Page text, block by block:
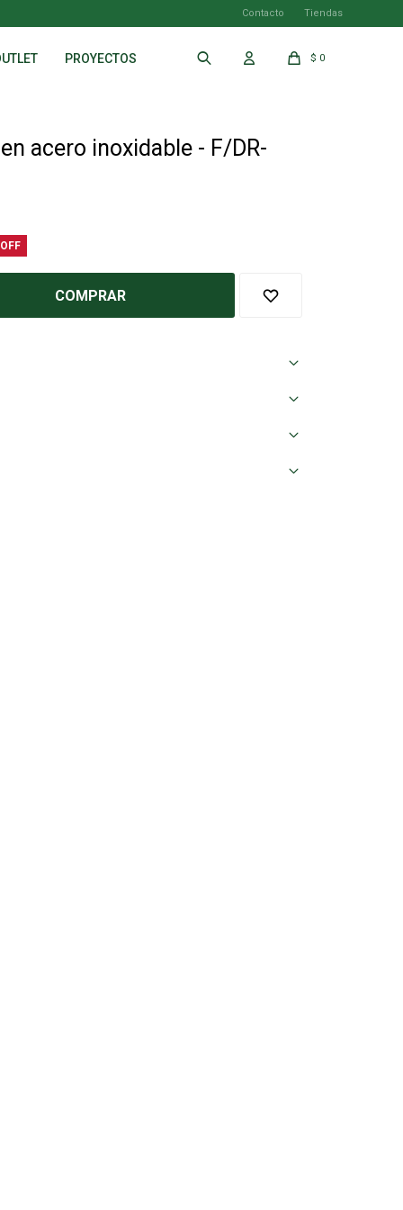
PROYECTOS $ 0
Contacto Tiendas
acero inoxidable - F/DR-
COMPRAR